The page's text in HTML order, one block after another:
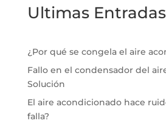
Ultimas Entradas
¿Por qué se congela el aire
Fallo en el condensador del
Solución
El aire acondicionado hace
falla?